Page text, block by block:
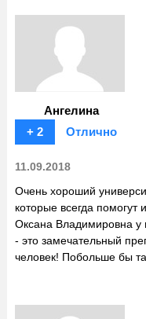
Ангелина
+ 2
Отлично
11.09.2018
Очень хороший
которые всегда помогут
Оксана Владимировна
- это замечательный
человек! Побольше бы